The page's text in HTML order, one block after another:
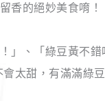
香的絕妙美食唷！
」、「綠豆黃不
太甜，有滿滿綠